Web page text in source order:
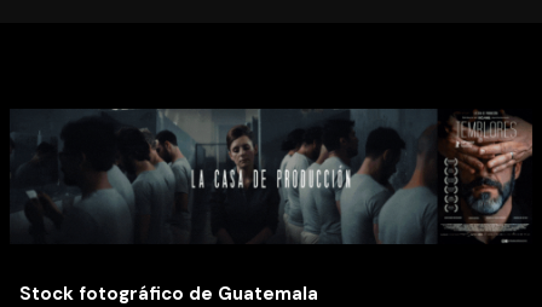
Stock fotográfico de Guatemala